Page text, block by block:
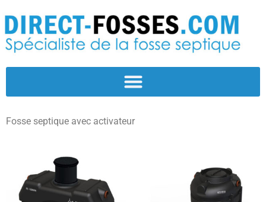
Fosse septique avec activateur